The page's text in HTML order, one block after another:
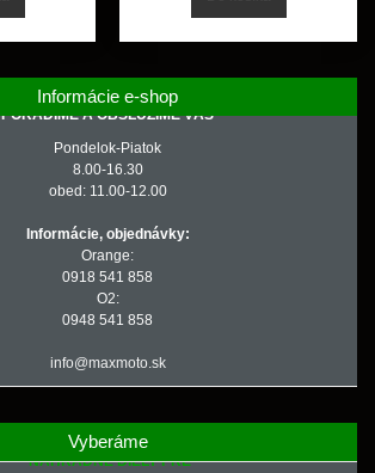
Informácie e-shop
PORADÍME A OBSLÚŽIME VÁS
Pondelok-Piatok
8.00-16.30
obed: 11.00-12.00
Informácie, objednávky:
Orange:
0918 541 858
O2:
0948 541 858
info@maxmoto.sk
Vyberáme
NÁHRADNÉ DIELY PRE